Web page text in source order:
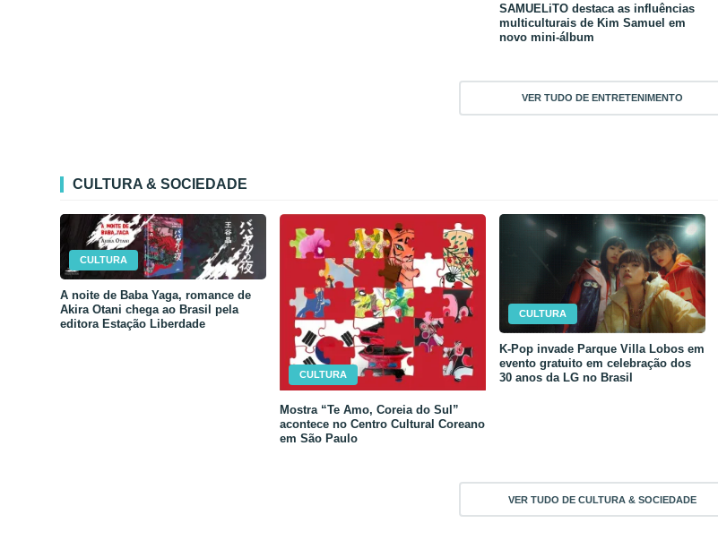
SAMUELiTO destaca as influências
multiculturais de Kim Samuel em
novo mini-álbum
VER TUDO DE ENTRETENIMENTO
CULTURA & SOCIEDADE
CULTURA
A noite de Baba Yaga, romance de
Akira Otani chega ao Brasil pela
editora Estação Liberdade
CULTURA
Mostra “Te Amo, Coreia do Sul”
acontece no Centro Cultural Coreano
em São Paulo
CULTURA
K-Pop invade Parque Villa Lobos em
evento gratuito em celebração dos
30 anos da LG no Brasil
VER TUDO DE CULTURA & SOCIEDADE